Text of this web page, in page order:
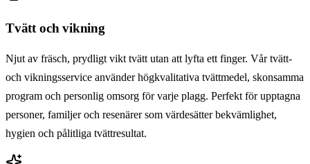
Tvätt och vikning
Njut av fräsch, prydligt vikt tvätt utan att lyfta ett finger. Vår tvätt-
och vikningsservice använder högkvalitativa tvättmedel, skonsamma
program och personlig omsorg för varje plagg. Perfekt för upptagna
personer, familjer och resenärer som värdesätter bekvämlighet,
hygien och pålitliga tvättresultat.